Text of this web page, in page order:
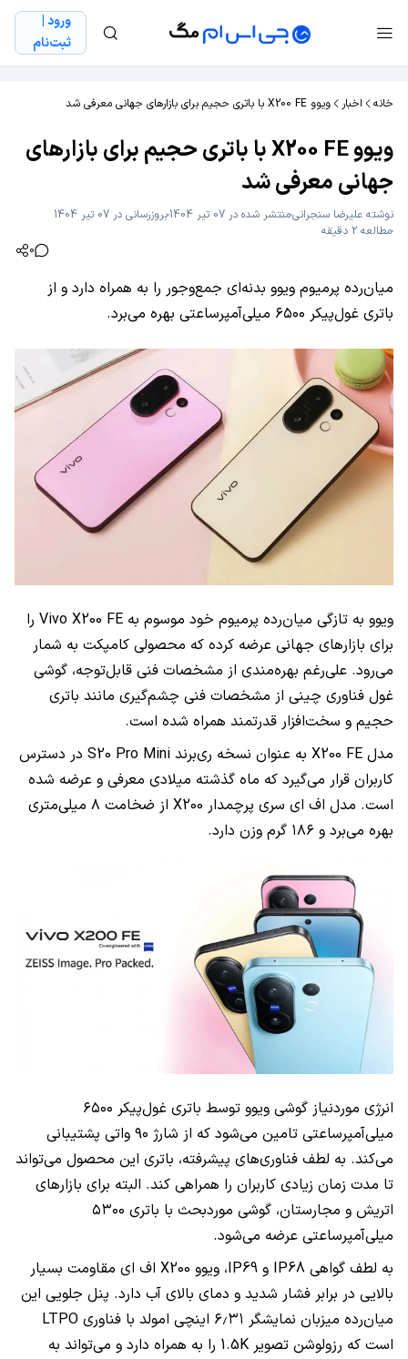
ورود |
ثبت‌نام
خانه اخبار ویوو X200 FE با باتری حجیم برای بازارهای جهانی معرفی شد
ویوو X200 FE با باتری حجیم برای بازارهای
جهانی معرفی شد
نوشته علیرضا سنجرانیمنتشر شده در 07 تیر 1404
بروزرسانی در 07 تیر 1404
مطالعه 2 دقیقه
0
میان‌رده پرمیوم ویوو بدنه‌ای جمع‌وجور را به همراه دارد و از
باتری غول‌پیکر ۶۵۰۰ میلی‌آمپرساعتی بهره می‌برد.
ویوو به تازگی میان‌رده پرمیوم خود موسوم به Vivo X200 FE را
برای بازارهای جهانی عرضه کرده که محصولی کامپکت به شمار
می‌رود. علی‌رغم بهره‌مندی از مشخصات فنی قابل‌توجه، گوشی
غول فناوری چینی از مشخصات فنی چشم‌گیری مانند باتری
حجیم و سخت‌افزار قدرتمند همراه شده است.
مدل X200 FE به عنوان نسخه ری‌برند S20 Pro Mini در دسترس
کاربران قرار می‌گیرد که ماه گذشته میلادی معرفی و عرضه شده
است. مدل اف ای سری پرچمدار X200 از ضخامت ۸ میلی‌متری
بهره می‌برد و ۱۸۶ گرم وزن دارد.
انرژی موردنیاز گوشی ویوو توسط باتری غول‌پیکر ۶۵۰۰
میلی‌آمپرساعتی تامین می‌شود که از شارژ ۹۰ واتی پشتیبانی
می‌کند. به لطف فناوری‌های پیشرفته‌، باتری این محصول می‌تواند
تا مدت زمان زیادی کاربران را همراهی کند. البته برای بازارهای
اتریش و مجارستان، گوشی موردبحث با باتری ۵۳۰۰
میلی‌آمپرساعتی عرضه می‌شود.
به لطف گواهی IP68 و IP69، ویوو X200 اف ای مقاومت بسیار
بالایی در برابر فشار شدید و دمای بالای آب دارد. پنل جلویی این
میان‌رده میزبان نمایشگر ۶٫۳۱ اینچی امولد با فناوری LTPO
است که رزولوشن تصویر 1.5K را به همراه دارد و می‌تواند به